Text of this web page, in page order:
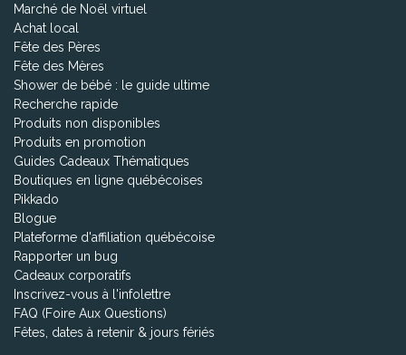
Marché de Noël virtuel
Achat local
Fête des Pères
Fête des Mères
Shower de bébé : le guide ultime
Recherche rapide
Produits non disponibles
Produits en promotion
Guides Cadeaux Thématiques
Boutiques en ligne québécoises
Pikkado
Blogue
Plateforme d'affiliation québécoise
Rapporter un bug
Cadeaux corporatifs
Inscrivez-vous à l'infolettre
FAQ (Foire Aux Questions)
Fêtes, dates à retenir & jours fériés